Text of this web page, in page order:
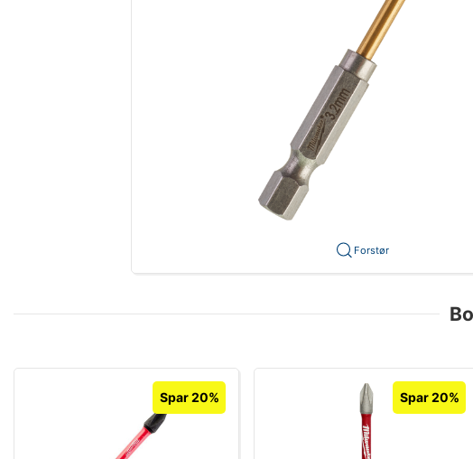
Forstør
Spar 20% Spar 20%